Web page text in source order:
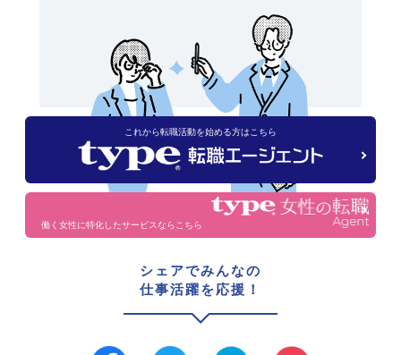
これから転職活動を始める方はこちら
働く女性に特化したサービスならこちら
シェアでみんなの
仕事活躍を応援！